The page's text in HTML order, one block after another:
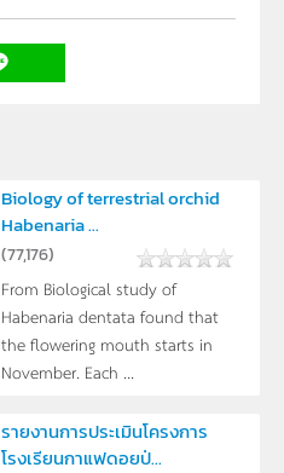
Biology of terrestrial orchid
Habenaria ...
(77,176)
From Biological study of
Habenaria dentata found that
the flowering mouth starts in
November. Each ...
รายงานการประเมินโครงการ
โรงเรียนกาแฟดอยป่...